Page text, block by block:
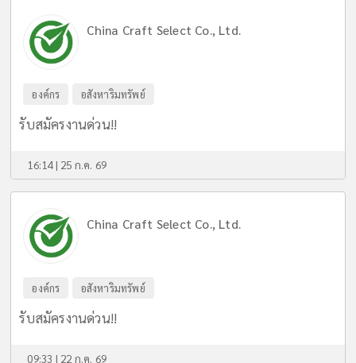
China Craft Select Co., Ltd.
องค์กร อสังหาริมทรัพย์
รับสมัครงานด่วน!!
16:14 | 25 ก.ค. 69
China Craft Select Co., Ltd.
องค์กร อสังหาริมทรัพย์
รับสมัครงานด่วน!!
09:33 | 22 ก.ค. 69